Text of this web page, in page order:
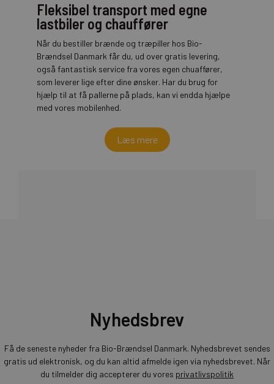
Fleksibel transport med egne
lastbiler og chauffører
Når du bestiller brænde og træpiller hos Bio-
Brændsel Danmark får du, ud over gratis levering,
også fantastisk service fra vores egen chuaffører,
som leverer lige efter dine ønsker. Har du brug for
hjælp til at få pallerne på plads, kan vi endda hjælpe
med vores mobilenhed.
Læs mere
Nyhedsbrev
Få de seneste nyheder fra Bio-Brændsel Danmark. Nyhedsbrevet sendes
gratis ud elektronisk, og du kan altid afmelde igen via nyhedsbrevet. Når
du tilmelder dig accepterer du vores privatlivspolitik